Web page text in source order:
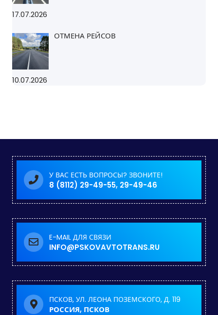
17.07.2026
ОТМЕНА РЕЙСОВ
10.07.2026
У ВАС ЕСТЬ ВОПРОСЫ? ЗВОНИТЕ!
8 (8112) 29-49-55, 29-49-46
E-MAIL ДЛЯ СВЯЗИ
INFO@PSKOVAVTOTRANS.RU
ПСКОВ, УЛ. ЛЕОНА ПОЗЕМСКОГО, Д. 119
РОССИЯ, ПСКОВ